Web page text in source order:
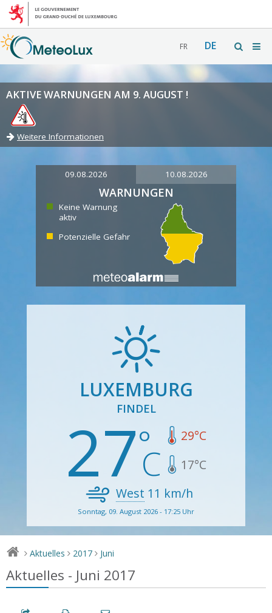
FR DE
AKTIVE WARNUNGEN AM 9. AUGUST !
Weitere Informationen
09.08.2026 10.08.2026
WARNUNGEN
Keine Warnung
aktiv
Potenzielle Gefahr
LUXEMBURG
FINDEL
27 29°C
17°C
West 11 km/h
Sonntag, 09. August 2026 - 17:25 Uhr
> Aktuelles > 2017 > Juni
Aktuelles - Juni 2017